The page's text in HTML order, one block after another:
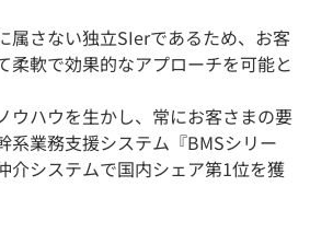
属さない独立SIerであるため、お客
柔軟で効果的なアプローチを可能と
ウハウを生かし、常にお客さまの要
系業務支援システム『BMSシリー
介システムで国内シェア第1位を獲